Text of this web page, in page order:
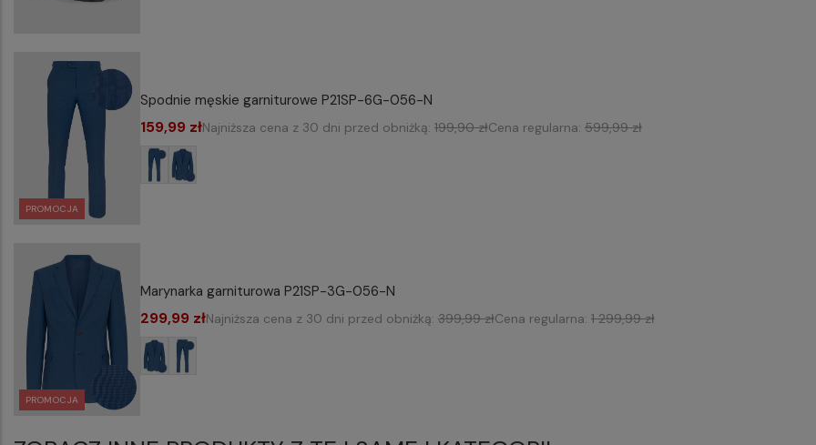
PROMOCJA
Spodnie męskie garniturowe P21SP-6G-056-N
159,99 złNajniższa cena z 30 dni przed obniżką: 199,90 złCena regularna: 599,99 zł
PROMOCJA
Marynarka garniturowa P21SP-3G-056-N
299,99 złNajniższa cena z 30 dni przed obniżką: 399,99 złCena regularna: 1 299,99 zł